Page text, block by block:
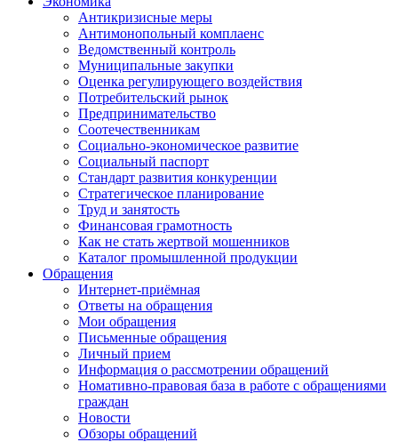
Антикризисные меры
Антимонопольный комплаенс
Ведомственный контроль
Муниципальные закупки
Оценка регулирующего воздействия
Потребительский рынок
Предпринимательство
Соотечественникам
Социально-экономическое развитие
Социальный паспорт
Стандарт развития конкуренции
Стратегическое планирование
Труд и занятость
Финансовая грамотность
Как не стать жертвой мошенников
Каталог промышленной продукции
Обращения
Интернет-приёмная
Ответы на обращения
Мои обращения
Письменные обращения
Личный прием
Информация о рассмотрении обращений
Номативно-правовая база в работе с обращениями
граждан
Новости
Обзоры обращений